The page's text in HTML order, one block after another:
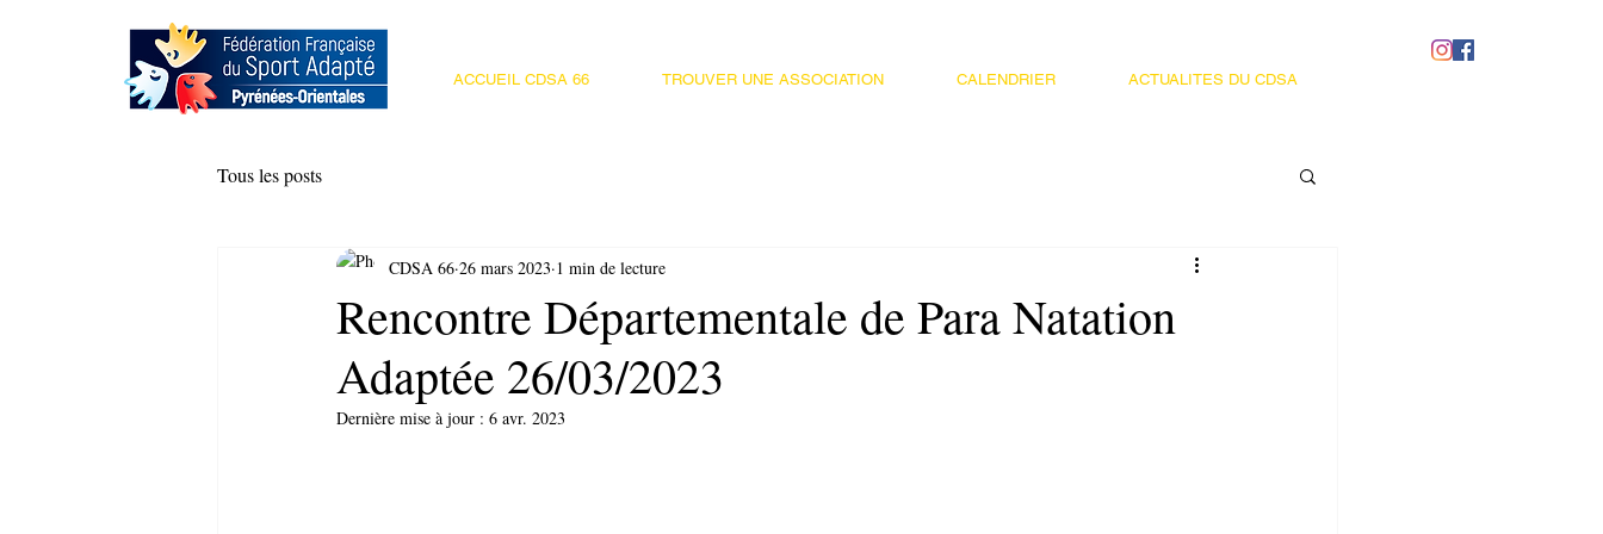
ACCUEIL CDSA 66 TROUVER UNE ASSOCIATION CALENDRIER ACTUALITES DU CDSA
Tous les posts
Rencontre Départementale de Para Natation
Adaptée 26/03/2023
CDSA 66 26 mars 2023 1 min de lecture
Dernière mise à jour : 6 avr. 2023